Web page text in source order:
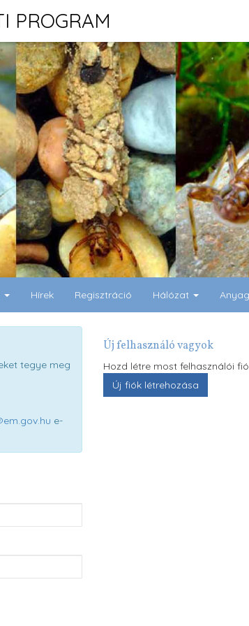
PROGRAM
Hírek Regisztráció Hálózat
tegye meg
e-
Új felhasználó vagyok
Hozd létre most felhasználói